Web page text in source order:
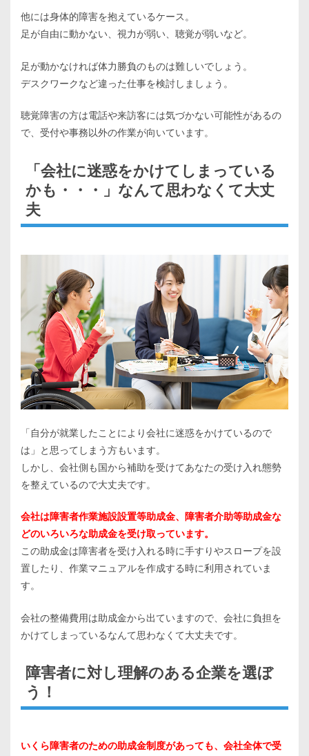
他には身体的障害を抱えているケース。
足が自由に動かない、視力が弱い、聴覚が弱いなど。
足が動かなければ体力勝負のものは難しいでしょう。
デスクワークなど違った仕事を検討しましょう。
聴覚障害の方は電話や来訪客には気づかない可能性があるの
で、受付や事務以外の作業が向いています。
「会社に迷惑をかけてしまっている
かも・・・」なんて思わなくて大丈
夫
「自分が就業したことにより会社に迷惑をかけているので
は」と思ってしまう方もいます。
しかし、会社側も国から補助を受けてあなたの受け入れ態勢
を整えているので大丈夫です。
会社は障害者作業施設設置等助成金、障害者介助等助成金な
どのいろいろな助成金を受け取っています。
この助成金は障害者を受け入れる時に手すりやスロープを設
置したり、作業マニュアルを作成する時に利用されていま
す。
会社の整備費用は助成金から出ていますので、会社に負担を
かけてしまっているなんて思わなくて大丈夫です。
障害者に対し理解のある企業を選ぼ
う！
いくら障害者のための助成金制度があっても、会社全体で受